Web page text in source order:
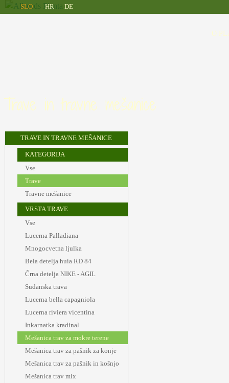
Skip to main content
SLO HR DE
Allseeds
O
Trave in travne mešanice
TRAVE IN TRAVNE MEŠANICE
KATEGORIJA
Vse
Trave
Travne mešanice
VRSTA TRAVE
Vse
Lucerna Palladiana
Mnogocvetna ljulka
Bela detelja huia RD 84
Črna detelja NIKE - AGIL
Sudanska trava
Lucerna bella capagniola
Lucerna riviera vicentina
Inkarnatka kradinal
Mešanica trav za mokre terene
Mešanica trav za pašnik za konje
Mešanica trav za pašnik in košnjo
Mešanica trav mix